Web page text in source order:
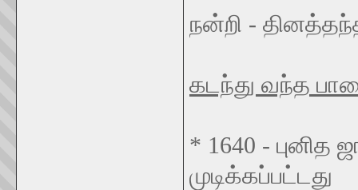
நன்றி -
கடந்து வந்த
* 1640 - புனித
முடிக்கப்பட்டது